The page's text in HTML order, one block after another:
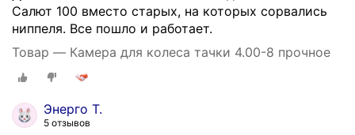
Салют 100 вместо старых, на которых сорвались
ниппеля. Все пошло и работает.
Товар — Камера для колеса тачки 4.00-8 прочное
Энерго Т.
5 отзывов